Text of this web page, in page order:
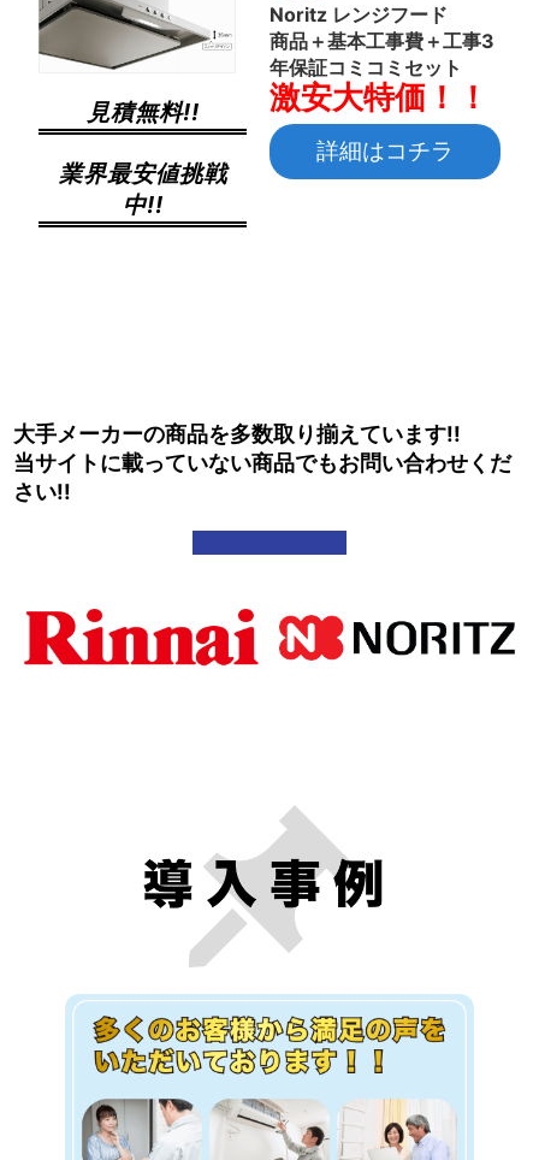
見積無料!!
業界最安値挑戦
中!!
Noritz レンジフード
商品＋基本工事費＋工事3
年保証コミコミセット
激安大特価！！
詳細はコチラ
大手メーカーの商品を多数取り揃えています!!
当サイトに載っていない商品でもお問い合わせくだ
さい!!